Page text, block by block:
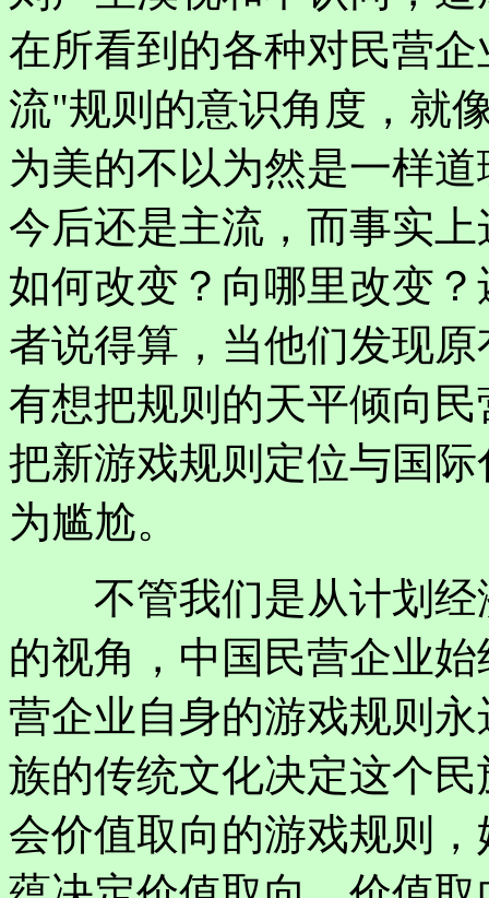
在所看到的各种对民营
流"规则的意识角度，就
为美的不以为然是一样
今后还是主流，而事实
如何改变？向哪里改变
者说得算，当他们发现
有想把规则的天平倾向
把新游戏规则定位与国
为尴尬。
不管我们是从计划经
的视角，中国民营企业
营企业自身的游戏规则
族的传统文化决定这个
会价值取向的游戏规则